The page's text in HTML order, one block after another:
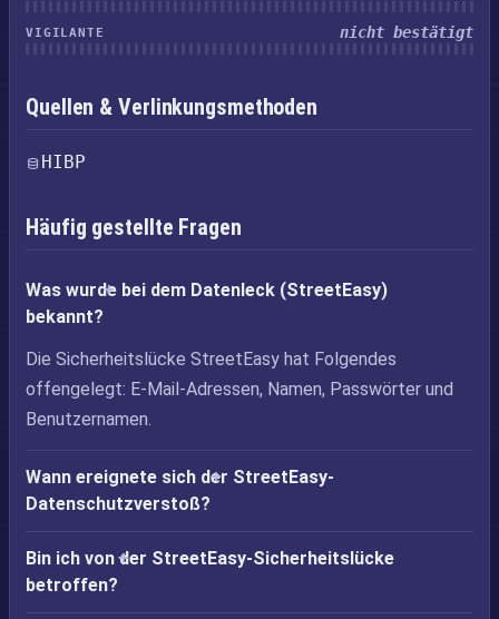
VIGILANTE nicht bestätigt
Quellen & Verlinkungsmethoden
HIBP
Häufig gestellte Fragen
Was wurde bei dem Datenleck (StreetEasy)
bekannt?
Die Sicherheitslücke StreetEasy hat Folgendes
offengelegt: E-Mail-Adressen, Namen, Passwörter und
Benutzernamen.
Wann ereignete sich der StreetEasy-
Datenschutzverstoß?
Bin ich von der StreetEasy-Sicherheitslücke
betroffen?